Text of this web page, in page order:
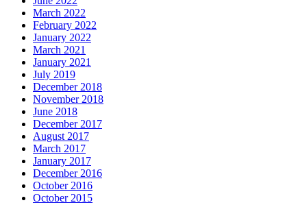
March 2022
February 2022
January 2022
March 2021
January 2021
July 2019
December 2018
November 2018
June 2018
December 2017
August 2017
March 2017
January 2017
December 2016
October 2016
October 2015